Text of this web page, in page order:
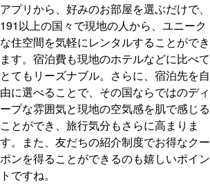
アプリから、好みのお部屋を選ぶだけで、
191以上の国々で現地の人から、ユニーク
な住空間を気軽にレンタルすることができ
ます。宿泊費も現地のホテルなどに比べて
とてもリーズナブル。さらに、宿泊先を自
由に選べることで、その国ならではのディ
ープな雰囲気と現地の空気感を肌で感じる
ことができ、旅行気分もさらに高まりま
す。また、友だちの紹介制度でお得なクー
ポンを得ることができるのも嬉しいポイン
トですね。